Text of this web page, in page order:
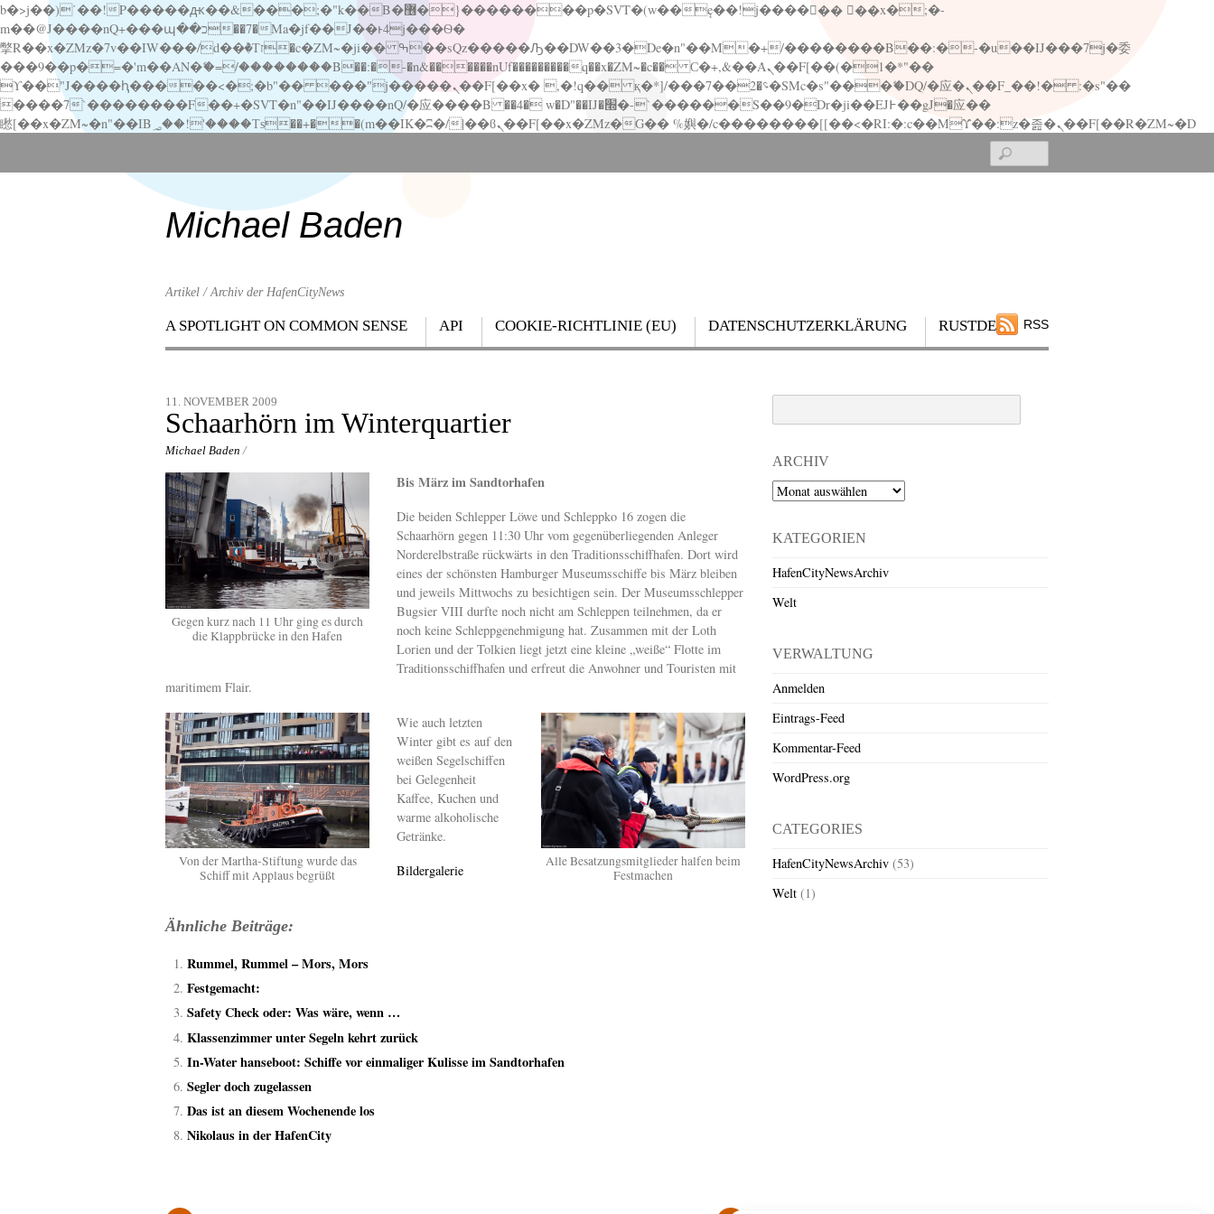
b�>j��)΄��!P�����ԫ��&���;�"k��B�޶�}��������p�SVT�(w��ę��!j������ ��x�;�-
m��@J����nQ+���պ��כ��7�Ma�jf��J��ͱ4j���Ѳ�
撆R��x�ZMz�7v��IW���/d��ٞ�Тז�c�ZM~�ji�� ߒ��sQz�����Ԡ��DW��3�De�n"��M�+/��������B��:�-�u��IJ���7j�委
���9��p�=�'m��AN�ޭ�=/��������B��:�-�n&������nUf���������q��x�ZM~�c�� Ϲ�+,&��Ὰܢ��F[��(�1�*"��
ϒ��"J����ԧ�����<�;�b"�� ���"j�����ܢ��F[��x� ,�!q�� қ�*]/���؝�2��7�SMc�s"���ޭ�DQ/�应�ܢ��F_��!� :�s"��
����7`��������F��+�SVT�n"��IJ����nQ/�应����B ��4� w�D"��IJ�׭�-`������S��9�Dr�ji��EJ߅��gJ�应��
矁[��x�ZM~�n"��IB؃��!'����Тѕ��+��(m��IK�ʭ�/|��ϐܢ��F[��x�ZMz�G�� %嬩�/c��������[[��<�RI:�:c��MΎ��:z�졾�ܢ��F[��R�ZM~�D
down
Michael Baden
Artikel / Archiv der HafenCityNews
RSS
Menu
A SPOTLIGHT ON COMMON SENSE API COOKIE-RICHTLINIE (EU) DATENSCHUTZERKLÄRUNG RUSTDESK
Scroll
content
11. NOVEMBER 2009
Schaarhörn im Winterquartier
Michael Baden /
Gegen kurz nach 11 Uhr ging es durch
die Klappbrücke in den Hafen
Bis März im Sandtorhafen
Die beiden Schlepper Löwe und Schleppko 16 zogen die
Schaarhörn gegen 11:30 Uhr vom gegenüberliegenden Anleger
Norderelbstraße rückwärts in den Traditionsschiffhafen. Dort wird
eines der schönsten Hamburger Museumsschiffe bis März bleiben
und jeweils Mittwochs zu besichtigen sein. Der Museumsschlepper
Bugsier VIII durfte noch nicht am Schleppen teilnehmen, da er
noch keine Schleppgenehmigung hat. Zusammen mit der Loth
Lorien und der Tolkien liegt jetzt eine kleine „weiße“ Flotte im
Traditionsschiffhafen und erfreut die Anwohner und Touristen mit
maritimem Flair.
Alle Besatzungsmitglieder halfen beim
Festmachen
Von der Martha-Stiftung wurde das
Schiff mit Applaus begrüßt
Wie auch letzten
Winter gibt es auf den
weißen Segelschiffen
bei Gelegenheit
Kaffee, Kuchen und
warme alkoholische
Getränke.
Bildergalerie
Ähnliche Beiträge:
Rummel, Rummel – Mors, Mors
Festgemacht:
Safety Check oder: Was wäre, wenn …
Klassenzimmer unter Segeln kehrt zurück
In-Water hanseboot: Schiffe vor einmaliger Kulisse im Sandtorhafen
Segler doch zugelassen
Das ist an diesem Wochenende los
Nikolaus in der HafenCity
ARCHIV
Archiv
KATEGORIEN
HafenCityNewsArchiv
Welt
VERWALTUNG
Anmelden
Eintrags-Feed
Kommentar-Feed
WordPress.org
CATEGORIES
HafenCityNewsArchiv (53)
Welt (1)